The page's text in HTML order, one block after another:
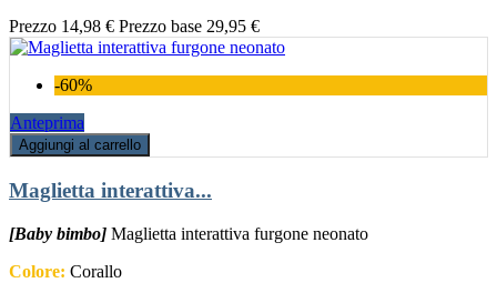
Prezzo 14,98 € Prezzo base 29,95 €
-60%
Anteprima
Aggiungi al carrello
Maglietta interattiva...
[Baby bimbo] Maglietta interattiva furgone neonato
Colore: Corallo